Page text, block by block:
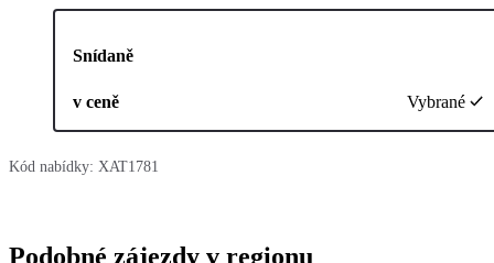
Snídaně
v ceně Vybrané
Kód nabídky: XAT1781
Podobné zájezdy v regionu